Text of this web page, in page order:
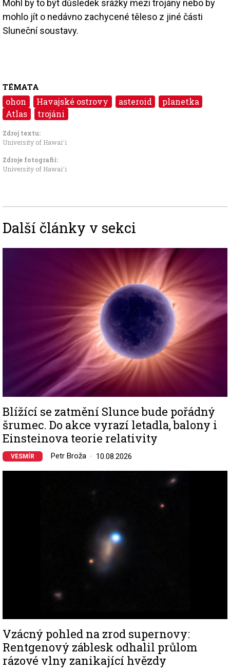
Mohl by to být důsledek srážky mezi trojány nebo by
mohlo jít o nedávno zachycené těleso z jiné části
Sluneční soustavy.
TÉMATA
ohon Havajské ostrovy asteroid
planetka
Atlas
trojáni
Zdroj textu:
University of Hawaiʻi
Zdroje fotografii:
University of Hawaiʻi
Další články v sekci
Blížící se zatmění Slunce bude pořádný
šrumec. Do akce vyrazí letadla, balony i
Einsteinova teorie relativity
VESMÍR Petr Broža 10.08.2026
Vzácný pohled na zrod supernovy:
Rentgenový záblesk odhalil průlom
rázové vlny zanikající hvězdy